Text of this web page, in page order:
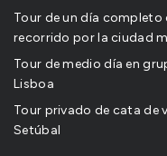
Tour de un día completo
recorrido por la ciudad
Tour de medio día en
Lisboa
Tour privado de cata de
Setúbal